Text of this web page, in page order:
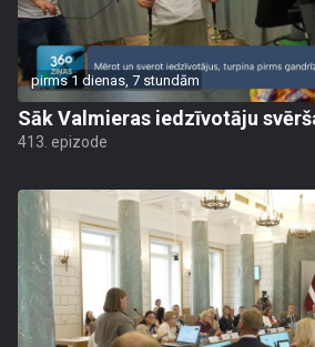
pirms 1 dienas, 7 stundām
Sāk Valmieras iedzīvotāju
413. epizode